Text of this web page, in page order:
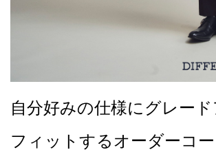
自分好みの仕様にグレー
フィットするオーダーコー